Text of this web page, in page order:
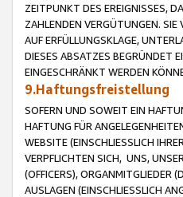
ZEITPUNKT DES EREIGNISSES,
ZAHLENDEN VERGÜTUNGEN. SIE
AUF ERFÜLLUNGSKLAGE,
DIESES ABSATZES BEGRÜNDET
EINGESCHRÄNKT WERDEN
9.Haftungsfreistellung
SOFERN UND SOWEIT EIN
HAFTUNG FÜR
WEBSITE (EINSCHLIESSLICH
VERPFLICHTEN SICH, UNS,
(OFFICERS), ORGANMITGLIEDER
AUSLAGEN (EINSCHLIESSLICH